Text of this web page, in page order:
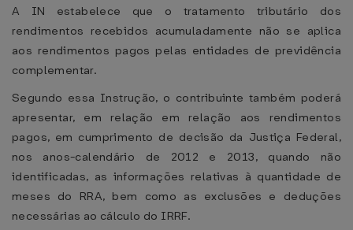
A IN estabelece que o tratamento tributário dos
rendimentos recebidos acumuladamente não se aplica
aos rendimentos pagos pelas entidades de previdência
complementar.
Segundo essa Instrução, o contribuinte também poderá
apresentar, em relação em relação aos rendimentos
pagos, em cumprimento de decisão da Justiça Federal,
nos anos-calendário de 2012 e 2013, quando não
identificadas, as informações relativas à quantidade de
meses do RRA, bem como as exclusões e deduções
necessárias ao cálculo do IRRF.